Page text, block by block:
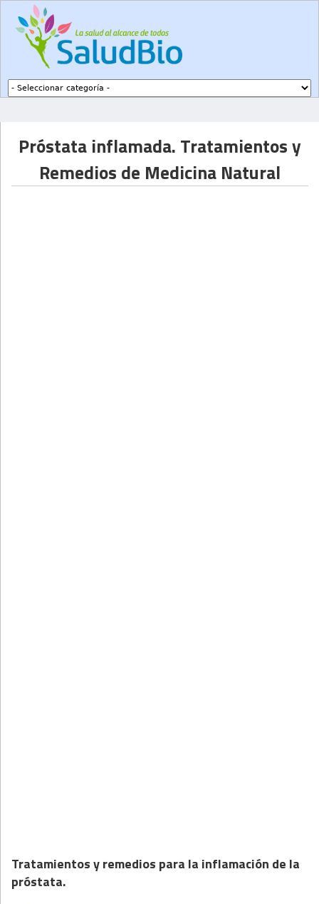
Próstata inflamada. Tratamientos y
Remedios de Medicina Natural
Tratamientos y remedios para la inflamación de la
próstata.